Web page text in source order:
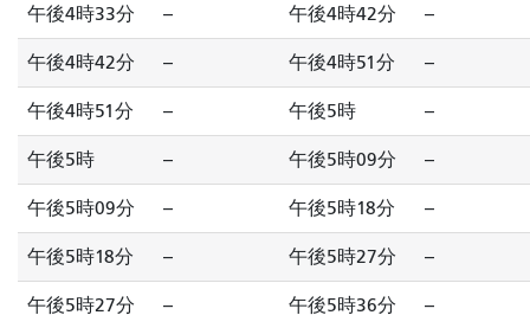
午後4時33分 -- 午後4時42分 --
午後4時42分 -- 午後4時51分 --
午後4時51分 -- 午後5時 --
午後5時 -- 午後5時09分 --
午後5時09分 -- 午後5時18分 --
午後5時18分 -- 午後5時27分 --
午後5時27分 -- 午後5時36分 --